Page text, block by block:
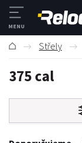
Střely
375 cal